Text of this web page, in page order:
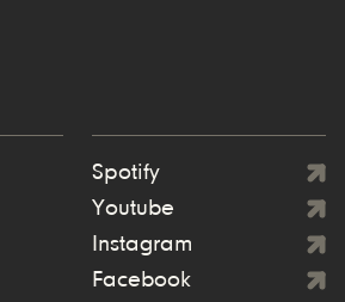
Spotify
Youtube
Instagram
Facebook